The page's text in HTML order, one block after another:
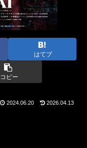
はてブ
コピー
2024.06.20 2026.04.13